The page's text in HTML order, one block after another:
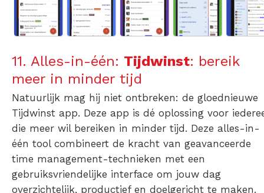
11. Alles-in-één: Tijdwinst: bereik
meer in minder tijd
Natuurlijk mag hij niet ontbreken: de gloednieuwe
Tijdwinst app. Deze app is dé oplossing voor
die meer wil bereiken in minder tijd. Deze alles-in-
één tool combineert de kracht van geavanceerde
time management-technieken met een
gebruiksvriendelijke interface om jouw dag
overzichtelijk, productief en doelgericht te maken.